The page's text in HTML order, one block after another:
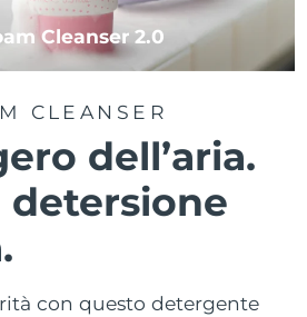
Cleanser 2.0
CLEANSER
dell’aria.
detersione
con questo detergente